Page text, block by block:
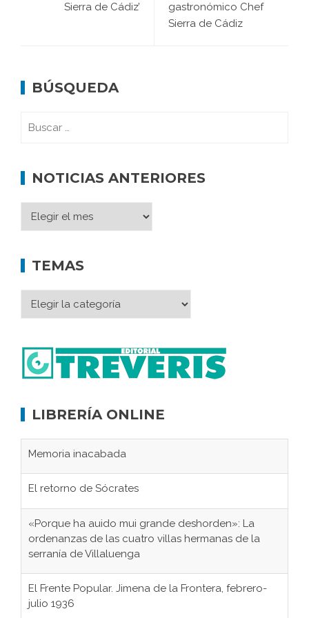
Sierra de Cádiz’
gastronómico Chef
Sierra de Cádiz
BÚSQUEDA
NOTICIAS ANTERIORES
TEMAS
LIBRERÍA ONLINE
Memoria inacabada
El retorno de Sócrates
«Porque ha auido mui grande deshorden»: La
ordenanzas de las cuatro villas hermanas de la
serranía de Villaluenga
El Frente Popular. Jimena de la Frontera, febrero-
julio 1936